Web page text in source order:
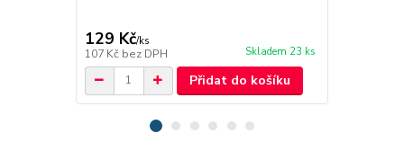
129 Kč/ks
107 Kč bez DPH Skladem 23 ks
Přidat do košíku